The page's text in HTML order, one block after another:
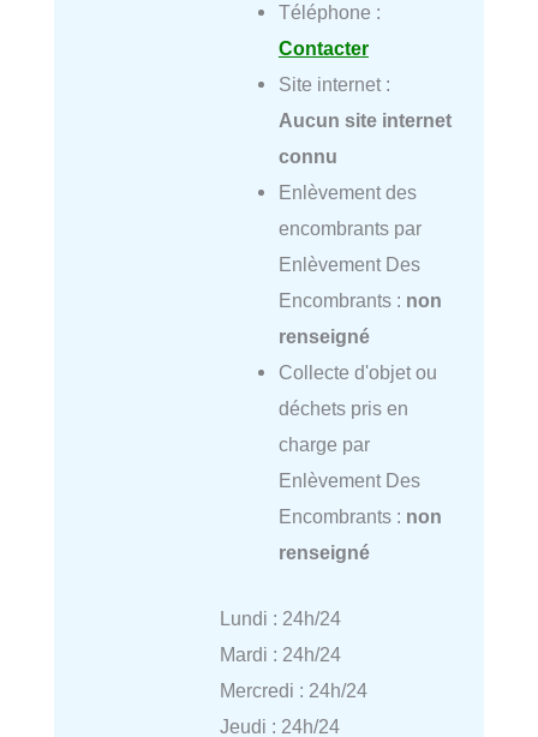
Téléphone :
Contacter
Site internet :
Aucun site internet
connu
Enlèvement des
encombrants par
Enlèvement Des
Encombrants : non
renseigné
Collecte d'objet ou
déchets pris en
charge par
Enlèvement Des
Encombrants : non
renseigné
Lundi : 24h/24
Mardi : 24h/24
Mercredi : 24h/24
Jeudi : 24h/24